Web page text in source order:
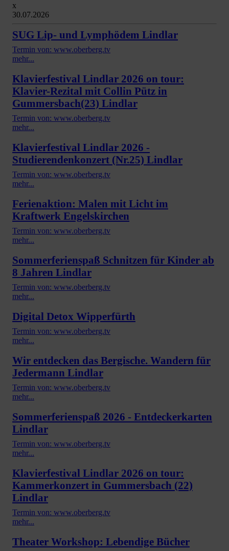
x
30.07.2026
SUG Lip- und Lymphödem Lindlar
Termin von: www.oberberg.tv
mehr...
Klavierfestival Lindlar 2026 on tour:
Klavier-Rezital mit Collin Pütz in
Gummersbach(23) Lindlar
Termin von: www.oberberg.tv
mehr...
Klavierfestival Lindlar 2026 -
Studierendenkonzert (Nr.25) Lindlar
Termin von: www.oberberg.tv
mehr...
Ferienaktion: Malen mit Licht im
Kraftwerk Engelskirchen
Termin von: www.oberberg.tv
mehr...
Sommerferienspaß Schnitzen für Kinder ab
8 Jahren Lindlar
Termin von: www.oberberg.tv
mehr...
Digital Detox Wipperfürth
Termin von: www.oberberg.tv
mehr...
Wir entdecken das Bergische. Wandern für
Jedermann Lindlar
Termin von: www.oberberg.tv
mehr...
Sommerferienspaß 2026 - Entdeckerkarten
Lindlar
Termin von: www.oberberg.tv
mehr...
Klavierfestival Lindlar 2026 on tour:
Kammerkonzert in Gummersbach (22)
Lindlar
Termin von: www.oberberg.tv
mehr...
Theater Workshop: Lebendige Bücher